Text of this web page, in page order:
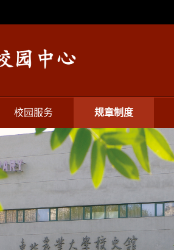
校园服务 规章制度